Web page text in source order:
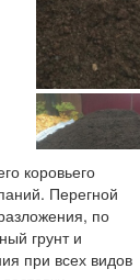
коровьего
Перегной
по
грунт и
при всех видов